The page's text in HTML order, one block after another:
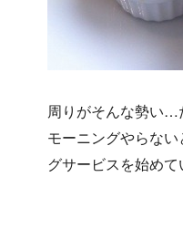
周りがそんな勢い…
モーニングやらな
グサービスを始めて